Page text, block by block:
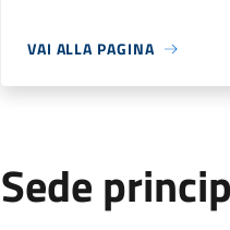
VAI ALLA PAGINA
Sede